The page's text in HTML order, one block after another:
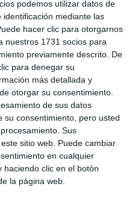
podemos utilizar datos de
mediante las
hacer clic para otorgarnos
nuestros 1731 socios para
previamente descrito. De
para denegar su
más detallada y
otorgar su consentimiento.
de sus datos
su consentimiento, pero usted
Sus
sitio web. Puede cambiar
en cualquier
haciendo clic en el botón
la página web.
mucho en las clases
bien. N. LUQUE.
el siguiente enlace: